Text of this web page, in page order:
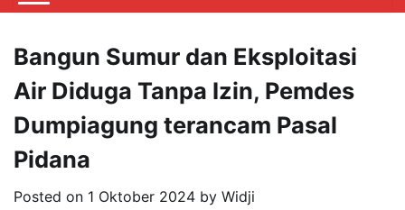
Bangun Sumur dan Eksploitasi
Air Diduga Tanpa Izin, Pemdes
Dumpiagung terancam Pasal
Pidana
Posted on 1 Oktober 2024 by Widji